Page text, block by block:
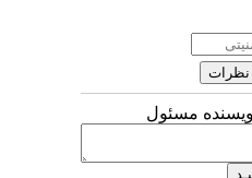
مسئول